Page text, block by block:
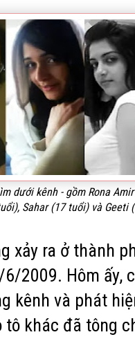
dưới kênh - gồm Rona
Sahar (17 tuổi) và Geeti
xảy ra ở thành
6/2009. Hôm ấy,
kênh và phát
khác đã tông